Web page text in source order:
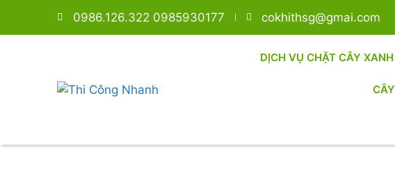
0986.126.322 0985930177 cokhithsg@gmai.com
DỊCH VỤ CHẶT CÂY